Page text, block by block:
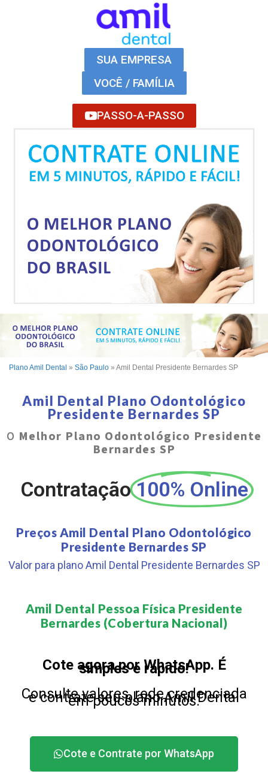
SUA EMPRESA
VOCÊ / FAMÍLIA
PASSO-A-PASSO
Plano Amil Dental » São Paulo » Amil Dental Presidente Bernardes SP
Amil Dental Plano Odontológico
Presidente Bernardes SP
O Melhor Plano Odontológico Presidente
Bernardes SP
Contratação 100% Online
Preços Amil Dental Plano Odontológico
Presidente Bernardes SP
Valor para plano Amil Dental Presidente Bernardes SP
Amil Dental Pessoa Física Presidente
Bernardes (Cobertura Nacional)​
Cote agora por WhatsApp. É
simples e rápido!
Consulte valores, rede credenciada
e contrate seu plano Amil Dental
em poucos minutos.
Cote e Contrate por WhatsApp